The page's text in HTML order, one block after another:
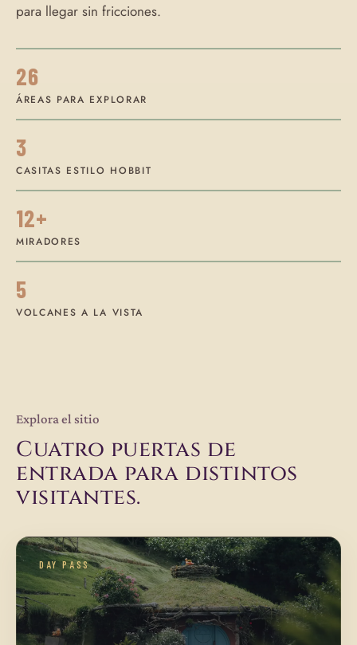
para llegar sin fricciones.
26
ÁREAS PARA EXPLORAR
3
CASITAS ESTILO HOBBIT
12+
MIRADORES
5
VOLCANES A LA VISTA
Explora el sitio
Cuatro puertas de
entrada para distintos
visitantes.
DAY PASS